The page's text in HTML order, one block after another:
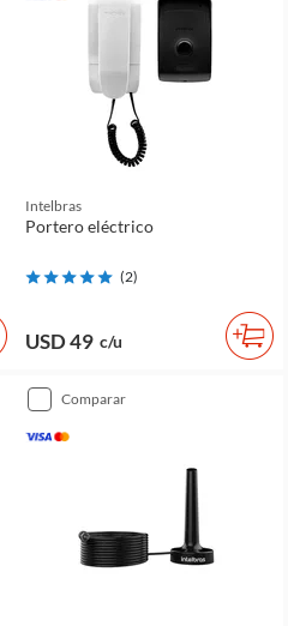
Intelbras
Portero eléctrico
(2)
USD 49 c/u
comparar